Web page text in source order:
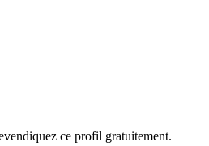
ce profil gratuitement.